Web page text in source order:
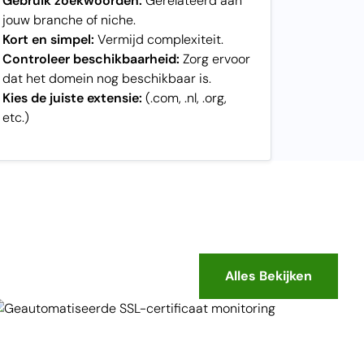
jouw branche of niche.
Kort en simpel: Vermijd complexiteit.
Controleer beschikbaarheid: Zorg ervoor
dat het domein nog beschikbaar is.
Kies de juiste extensie: (.com, .nl, .org,
etc.)
Alles Bekijken